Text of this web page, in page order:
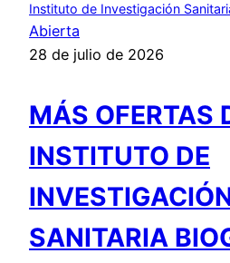
Instituto de Investigación
Abierta
28 de julio de 2026
MÁS OFERTAS
INSTITUTO DE
SANITARIA